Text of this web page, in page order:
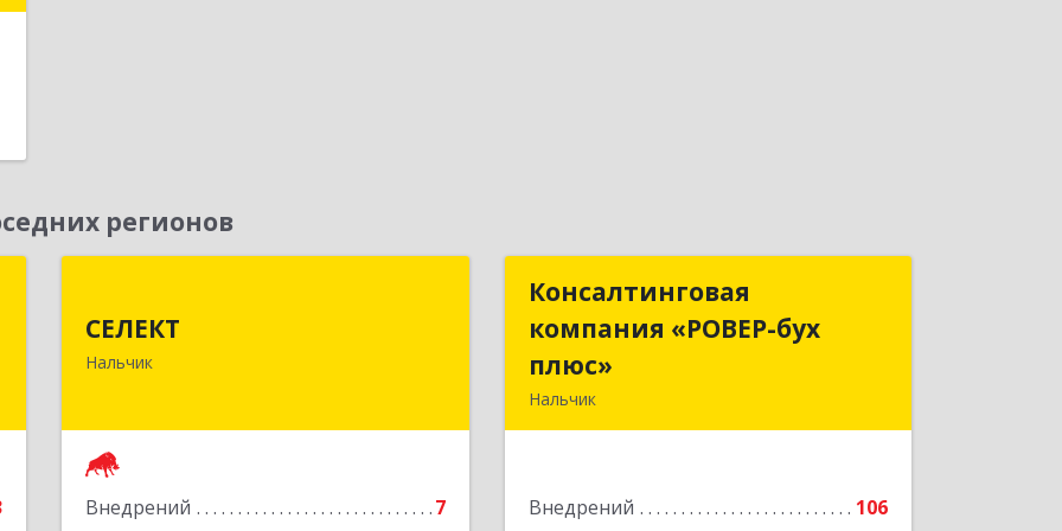
регионов
СЕЛЕКТ
Нальчик
Внедрений
7
Нальчик г, Кулиева пр-кт, дом № 10а
Подробнее
Консалтинговая
компания «РОВЕР-бух
плюс»
Нальчик
Внедрений
106
Консалтинговая
компания «РОВЕР-бух
Подробнее